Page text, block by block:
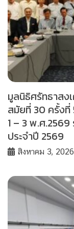
มูลนิธิศรัทธาสง
สมัยที่ 30 ครั้งที่
1 – 3 พ.ศ.2569
ประจำปี 2569
สิงหาคม 3, 2026